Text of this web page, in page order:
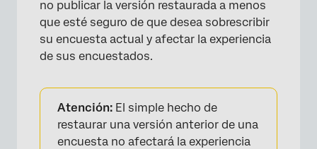
no publicar la versión restaurada a menos
que esté seguro de que desea sobrescribir
su encuesta actual y afectar la experiencia
de sus encuestados.
Atención: El simple hecho de
restaurar una versión anterior de una
encuesta no afectará la experiencia